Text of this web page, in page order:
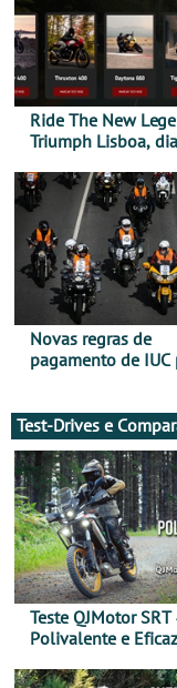
Ride The New
Triumph Lisboa,
Novas regras de
pagamento de IUC
Test-Drives e
Teste QJMotor
Polivalente e Eficaz